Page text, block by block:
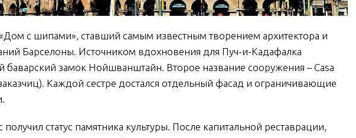
«Дом с шипами», ставший самым известным творением архитектора и
Барселоны. Источником вдохновения для Пуч-и-Кадафалка
баварский замок Нойшванштайн. Второе название сооружения – Casa
Каждой сестре достался отдельный фасад и ограничивающие
статус памятника культуры. После капитальной реставрации,